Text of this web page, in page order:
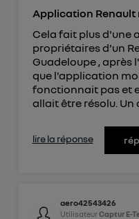
Application
Cela fait plus d'une
propriétaires d'un
Guadeloupe , après
que l'application
fonctionnait pas et
allait être résolu. Un
lire la réponse
aero42543426
UtilisateurCaptur E-